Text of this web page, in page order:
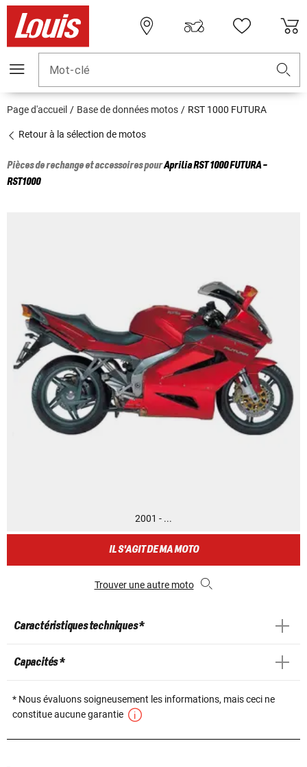
Mot-clé
Page d'accueil Base de données motos RST 1000 FUTURA
Retour à la sélection de motos
Pièces de rechange et accessoires pourApriliaRST 1000 FUTURA -
RST1000
2001 - ...
IL S'AGIT DE MA MOTO
Trouver une autre moto
Caractéristiques techniques *
Capacités *
* Nous évaluons soigneusement les informations, mais ceci ne
constitue aucune garantie